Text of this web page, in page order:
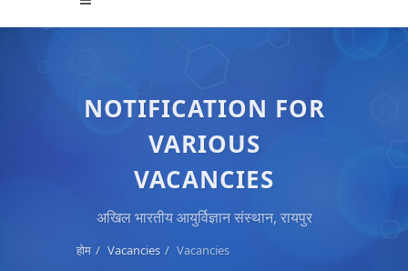
NOTIFICATION FOR
VARIOUS
VACANCIES
अखिल भारतीय आयुर्विज्ञान संस्थान, रायपुर
होम Vacancies Vacancies